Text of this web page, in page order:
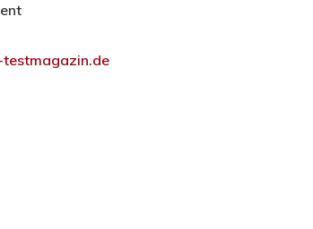
testmagazin.de